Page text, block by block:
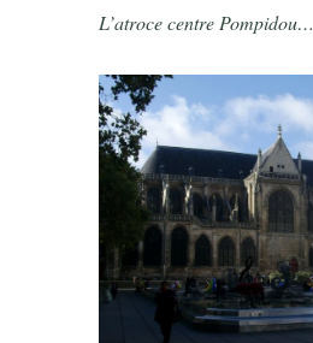
L’atroce centre Pompidou…